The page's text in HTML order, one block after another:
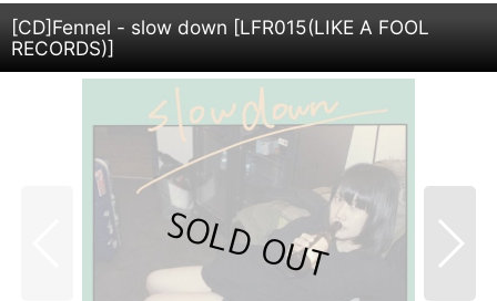
[CD]Fennel - slow down [LFR015(LIKE A FOOL
RECORDS)]